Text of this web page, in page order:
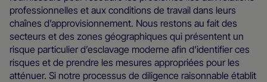
professionnelles et aux conditions de travail dans leurs
chaînes d’approvisionnement. Nous restons au fait des
secteurs et des zones géographiques qui présentent un
risque particulier d’esclavage moderne afin d’identifier ces
risques et de prendre les mesures appropriées pour les
atténuer. Si notre processus de diligence raisonnable établit